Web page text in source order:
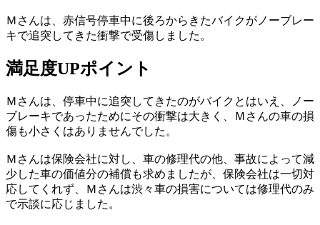
Ｍさんは、赤信号停車中に後ろからきたバイクがノーブレー
キで追突してきた衝撃で受傷しました。
満足度UPポイント
Ｍさんは、停車中に追突してきたのがバイクとはいえ、ノー
ブレーキであったためにその衝撃は大きく、Ｍさんの車の損
傷も小さくはありませんでした。
Ｍさんは保険会社に対し、車の修理代の他、事故によって減
少した車の価値分の補償も求めましたが、保険会社は一切対
応してくれず、Ｍさんは渋々車の損害については修理代のみ
で示談に応じました。